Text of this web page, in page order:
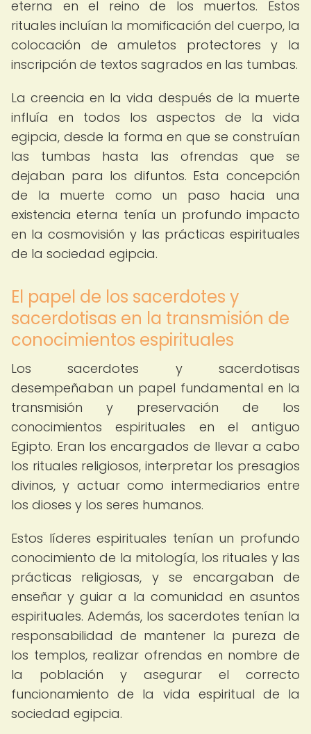
eterna en el reino de los muertos. Estos
rituales incluían la momificación del cuerpo, la
colocación de amuletos protectores y la
inscripción de textos sagrados en las tumbas.
La creencia en la vida después de la muerte
influía en todos los aspectos de la vida
egipcia, desde la forma en que se construían
las tumbas hasta las ofrendas que se
dejaban para los difuntos. Esta concepción
de la muerte como un paso hacia una
existencia eterna tenía un profundo impacto
en la cosmovisión y las prácticas espirituales
de la sociedad egipcia.
El papel de los sacerdotes y
sacerdotisas en la transmisión de
conocimientos espirituales
Los sacerdotes y sacerdotisas
desempeñaban un papel fundamental en la
transmisión y preservación de los
conocimientos espirituales en el antiguo
Egipto. Eran los encargados de llevar a cabo
los rituales religiosos, interpretar los presagios
divinos, y actuar como intermediarios entre
los dioses y los seres humanos.
Estos líderes espirituales tenían un profundo
conocimiento de la mitología, los rituales y las
prácticas religiosas, y se encargaban de
enseñar y guiar a la comunidad en asuntos
espirituales. Además, los sacerdotes tenían la
responsabilidad de mantener la pureza de
los templos, realizar ofrendas en nombre de
la población y asegurar el correcto
funcionamiento de la vida espiritual de la
sociedad egipcia.